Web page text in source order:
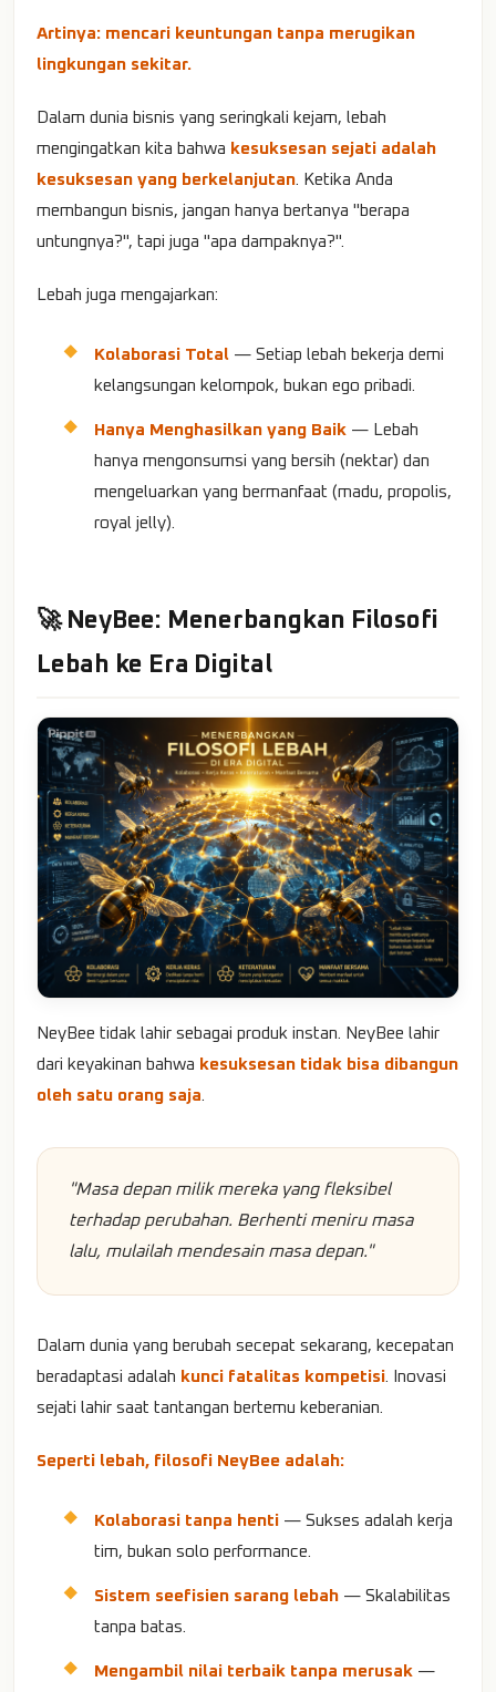
Artinya: mencari keuntungan tanpa merugikan
lingkungan sekitar.
Dalam dunia bisnis yang seringkali kejam, lebah
mengingatkan kita bahwa kesuksesan sejati adalah
kesuksesan yang berkelanjutan . Ketika Anda
membangun bisnis, jangan hanya bertanya "berapa
untungnya?", tapi juga "apa dampaknya?".
Lebah juga mengajarkan:
Kolaborasi Total — Setiap lebah bekerja demi
kelangsungan kelompok, bukan ego pribadi.
Hanya Menghasilkan yang Baik — Lebah
hanya mengonsumsi yang bersih (nektar) dan
mengeluarkan yang bermanfaat (madu, propolis,
royal jelly).
🚀 NeyBee: Menerbangkan Filosofi
Lebah ke Era Digital
NeyBee tidak lahir sebagai produk instan. NeyBee lahir
dari keyakinan bahwa kesuksesan tidak bisa dibangun
oleh satu orang saja
"Masa depan milik mereka yang fleksibel
terhadap perubahan. Berhenti meniru masa
lalu, mulailah mendesain masa depan."
Dalam dunia yang berubah secepat sekarang, kecepatan
beradaptasi adalah kunci fatalitas kompetisi . Inovasi
sejati lahir saat tantangan bertemu keberanian.
Seperti lebah, filosofi NeyBee adalah:
Kolaborasi tanpa henti — Sukses adalah kerja
tim, bukan solo performance.
Sistem seefisien sarang lebah — Skalabilitas
tanpa batas.
Mengambil nilai terbaik tanpa merusak —